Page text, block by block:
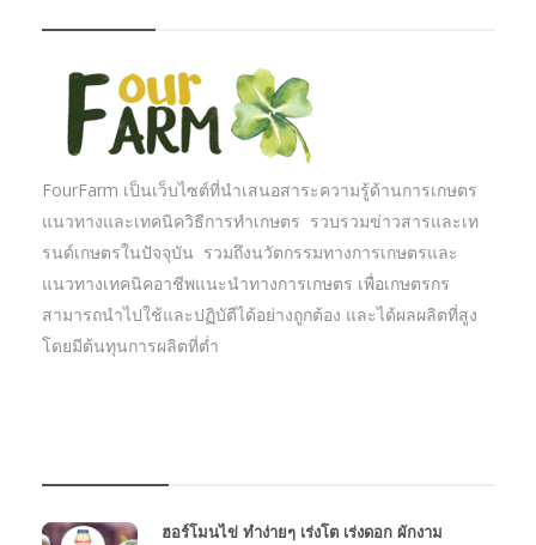
FourFarm เป็นเว็บไซต์ที่นำเสนอสาระความรู้ด้านการเกษตร
แนวทางและเทคนิควิธีการทำเกษตร รวบรวมข่าวสารและเท
รนด์เกษตรในปัจจุบัน รวมถึงนวัตกรรมทางการเกษตรและ
แนวทางเทคนิคอาชีพแนะนำทางการเกษตร เพื่อเกษตรกร
สามารถนำไปใช้และปฏิบัตืได้อย่างถูกต้อง และได้ผลผลิตที่สูง
โดยมีต้นทุนการผลิตที่ต่ำ
ฮอร์โมนไข่ ทำง่ายๆ เร่งโต เร่งดอก ผักงาม